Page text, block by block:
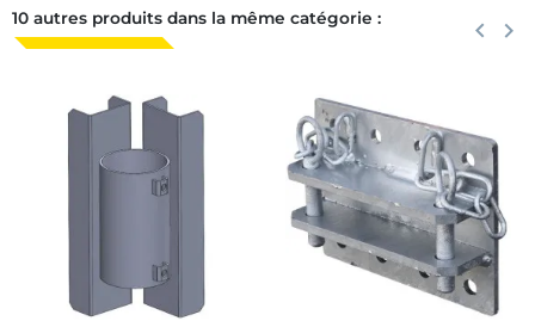
10 autres produits dans la même catégorie : keyboard_arrow_left keyboard_arrow_right